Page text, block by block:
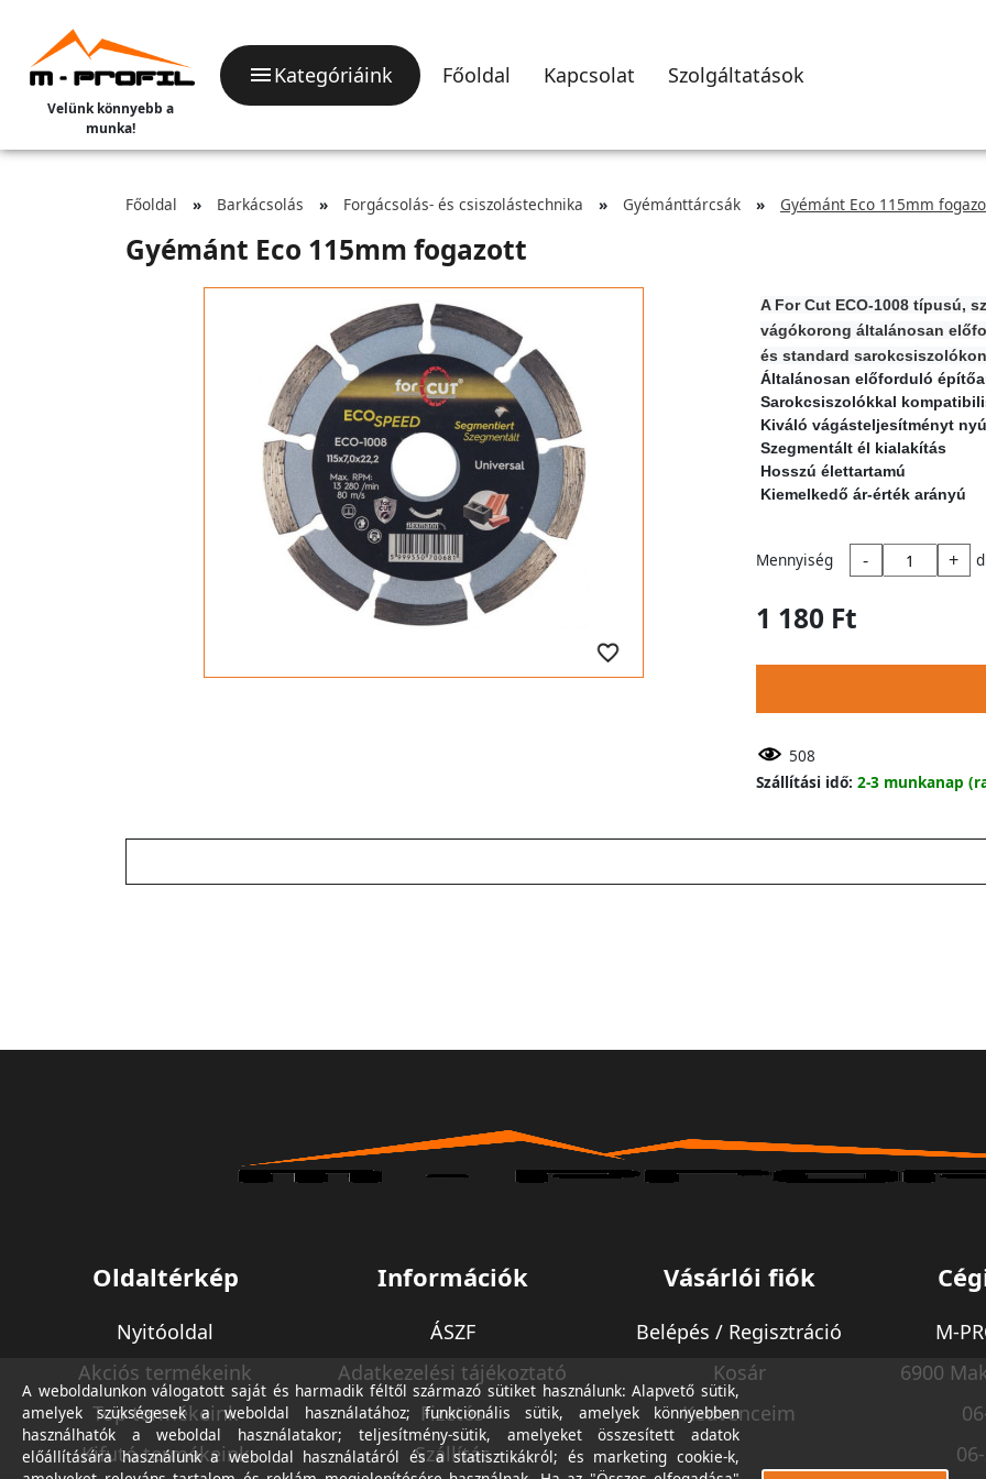
Velünk könnyebb a
munka!
Kategóriáink Főoldal Kapcsolat Szolgáltatások
Főoldal Barkácsolás Forgácsolás- és csiszolástechnika Gyémánttárcsák Gyémánt Eco 115mm
Gyémánt Eco 115mm fogazott
A For Cut ECO-1008 típusú,
vágókorong általánosan
és standard
Általánosan előforduló
Sarokcsiszolókkal
Kiváló vágásteljesítményt
Szegmentált él kialakítás
Hosszú élettartamú
Kiemelkedő ár-érték arányú
Mennyiség - +
1 180 Ft
508
Szállítási idő: 2-3 munkanap
Oldaltérkép
Nyitóoldal
Akciós termékeink
Top termékeink
Kifutó termékeink
Információk
ÁSZF
Adatkezelési tájékoztató
Fizetés
Szállítás
Vásárlói fiók
Belépés / Regisztráció
Kosár
Kedvenceim
M-
6900
A weboldalunkon válogatott saját és harmadik féltől származó sütiket használunk: Alapvető sütik,
amelyek szükségesek a weboldal használatához; funkcionális sütik, amelyek könnyebben
használhatók a weboldal használatakor; teljesítmény-sütik, amelyeket összesített adatok
előállítására használunk a weboldal használatáról és a statisztikákról; és marketing cookie-k,